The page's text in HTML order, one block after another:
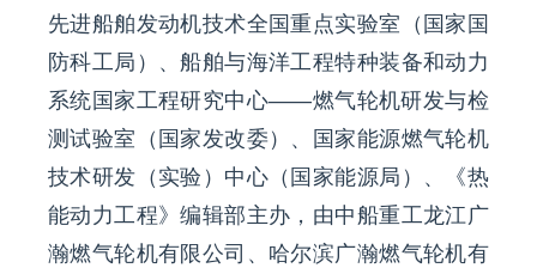
先进船舶发动机技术全国重点实验室（国家国
防科工局）、船舶与海洋工程特种装备和动力
系统国家工程研究中心——燃气轮机研发与检
测试验室（国家发改委）、国家能源燃气轮机
技术研发（实验）中心（国家能源局）、《热
能动力工程》编辑部主办，由中船重工龙江广
瀚燃气轮机有限公司、哈尔滨广瀚燃气轮机有